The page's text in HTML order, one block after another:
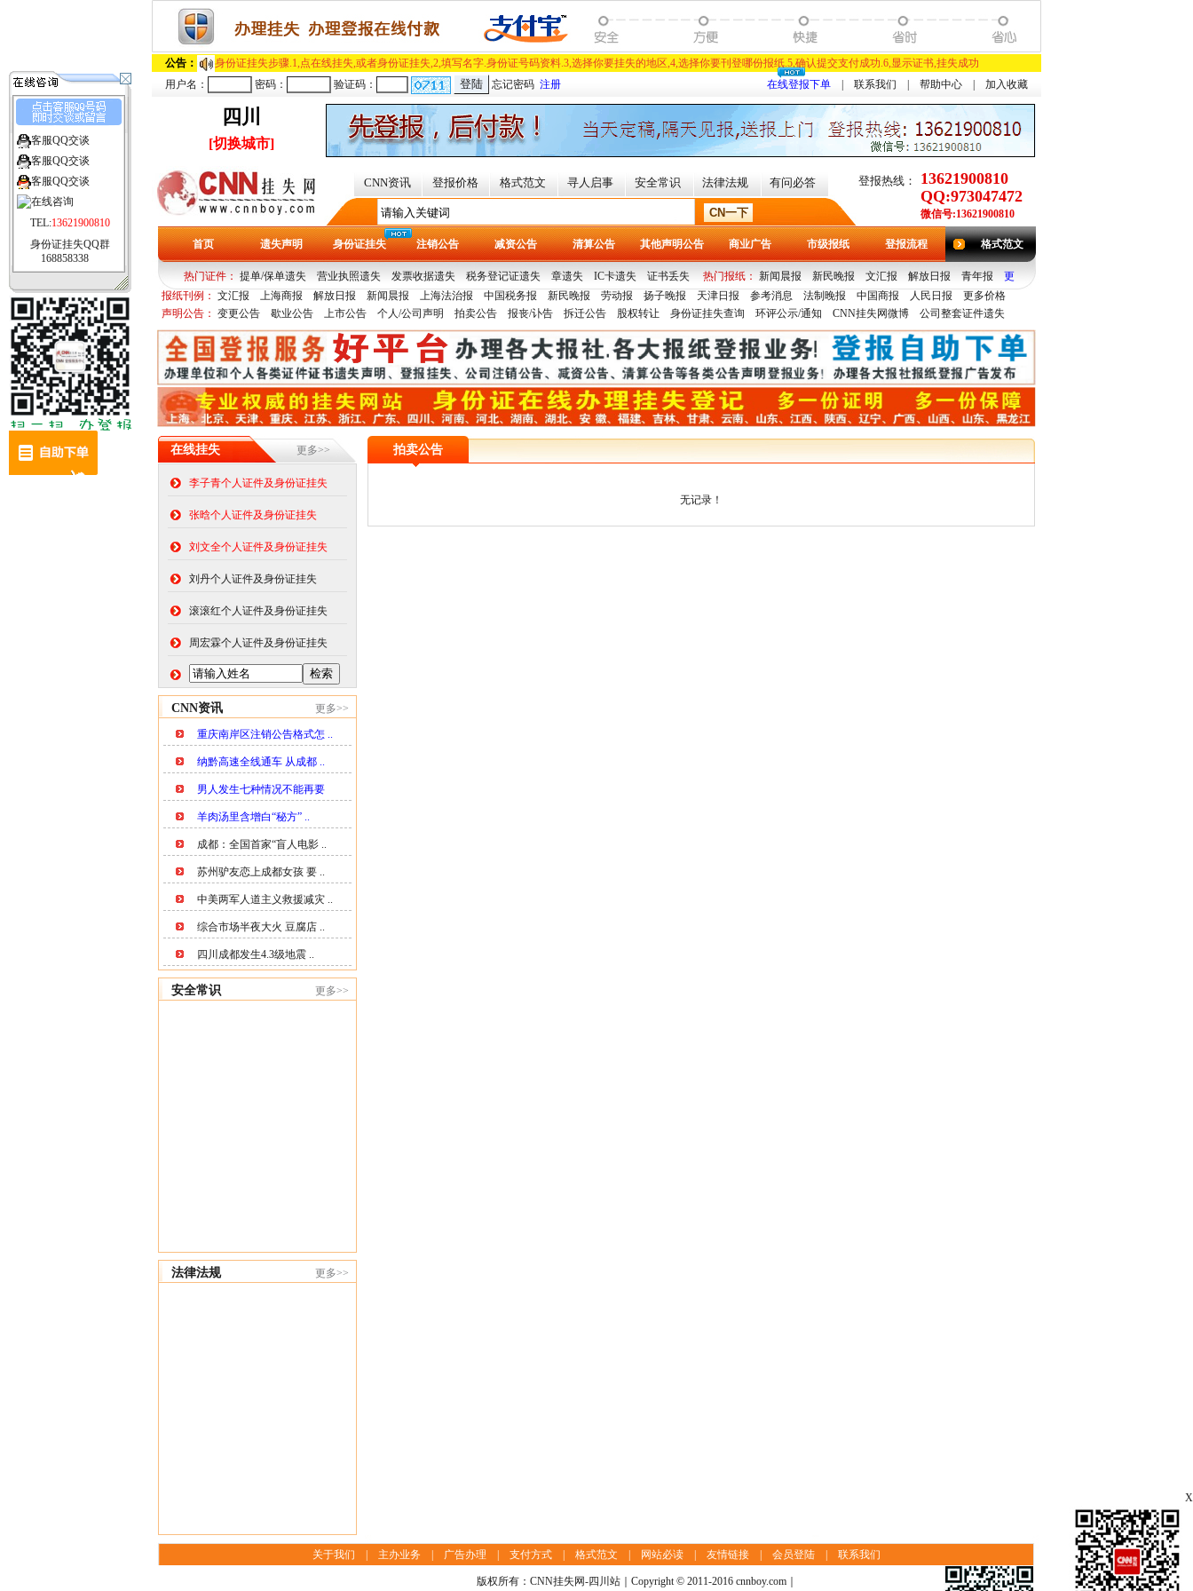
公告：
身份证挂失步骤.1,点在线挂失,或者身份证挂失,2,填写名字.身份证号码资料.3,选择你要挂失的地区,4,选择你要刊登哪份报纸.5,确认提交支付成功.6,显示证书,挂失成功
用户名：
密码： 验证码： 忘记密码 注册 在线登报下单 联系我们 帮助中心 加入收藏
四川
[切换城市]
CNN资讯 登报价格 格式范文 寻人启事 安全常识 法律法规 有问必答 登报热线：
13621900810
QQ:973047472
微信号:13621900810
首页 遗失声明 身份证挂失 注销公告 减资公告 清算公告 其他声明公告 商业广告 市级报纸 登报流程 格式范文
热门证件： 提单/保单遗失 营业执照遗失 发票收据遗失 税务登记证遗失 章遗失 IC卡遗失 证书丢失 热门报纸： 新闻晨报 新民晚报 文汇报 解放日报 青年报 更
多 青年报
报纸刊例： 文汇报 上海商报 解放日报 新闻晨报 上海法治报 中国税务报 新民晚报 劳动报 扬子晚报 天津日报 参考消息 法制晚报 中国商报 人民日报
更多价格
声明公告： 变更公告 歇业公告 上市公告 个人/公司声明 拍卖公告 报丧/讣告 拆迁公告 股权转让 身份证挂失查询 环评公示/通知 CNN挂失网微博 公司整套证件遗失
在线挂失 更多>>
李子青个人证件及身份证挂失
张晗个人证件及身份证挂失
刘文全个人证件及身份证挂失
刘丹个人证件及身份证挂失
滚滚红个人证件及身份证挂失
周宏霖个人证件及身份证挂失
CNN资讯 更多>>
重庆南岸区注销公告格式怎 ..
纳黔高速全线通车 从成都 ..
男人发生七种情况不能再要
羊肉汤里含增白“秘方” ..
成都：全国首家“盲人电影 ..
苏州驴友恋上成都女孩 要 ..
中美两军人道主义救援减灾 ..
综合市场半夜大火 豆腐店 ..
四川成都发生4.3级地震 ..
安全常识 更多>>
法律法规 更多>>
拍卖公告
无记录！
关于我们 | 主办业务 | 广告办理 | 支付方式| 格式范文 | 网站必读| 友情链接| 会员登陆| 联系我们
版权所有：CNN挂失网-四川站｜Copyright © 2011-2016 cnnboy.com｜
客服QQ交谈
客服QQ交谈
客服QQ交谈
TEL:13621900810
身份证挂失QQ群
168858338
X